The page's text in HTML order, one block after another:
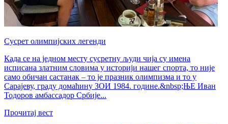
Сусрет олимпијских легенди
Када се на једном месту сусретну људи чија су имена
исписана златним словима у историји нашег спорта, то није
само обичан састанак – то је празник олимпизма и то у
Сарајеву, граду домаћину ЗОИ 1984. године.&nbsp;ЊЕ Иван
Тодоров амбассадор Србије...
Прочитај вест